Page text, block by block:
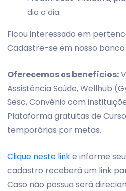
dia a dia.
Ficou interessado em
Cadastre-se em nosso
Oferecemos os benefícios:
Assistência Saúde, Wellhub
Sesc, Convênio com
Plataforma gratuitas de
temporárias por metas.
Clique neste linke informe
cadastro receberá um link
Caso não possua será